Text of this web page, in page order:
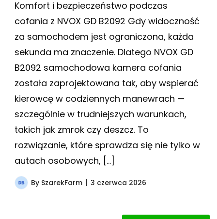
Komfort i bezpieczeństwo podczas
cofania z NVOX GD B2092 Gdy widoczność
za samochodem jest ograniczona, każda
sekunda ma znaczenie. Dlatego NVOX GD
B2092 samochodowa kamera cofania
została zaprojektowana tak, aby wspierać
kierowcę w codziennych manewrach —
szczególnie w trudniejszych warunkach,
takich jak zmrok czy deszcz. To
rozwiązanie, które sprawdza się nie tylko w
autach osobowych, […]
By SzarekFarm 3 czerwca 2026